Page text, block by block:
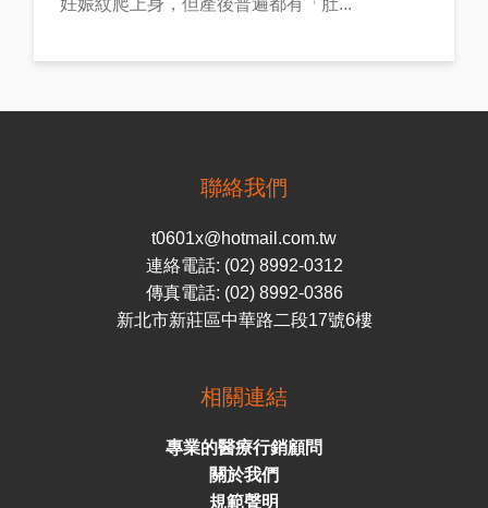
妊娠紋爬上身，但產後普遍都有「肚...
聯絡我們
t0601x@hotmail.com.tw
連絡電話: (02) 8992-0312
傳真電話: (02) 8992-0386
新北市新莊區中華路二段17號6樓
相關連結
專業的醫療行銷顧問
關於我們
規範聲明